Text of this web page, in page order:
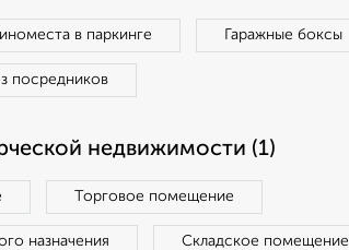
в паркинге Гаражные боксы
посредников
недвижимости (1)
Торговое помещение
назначения Складское помещение